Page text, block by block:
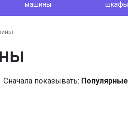
машины
шкафы
Сначала показывать: Популярные